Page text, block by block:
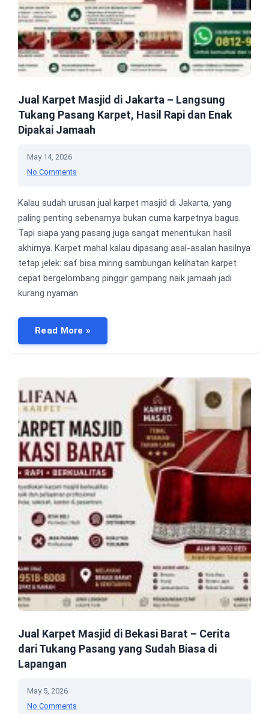
Jual Karpet Masjid di Jakarta – Langsung
Tukang Pasang Karpet, Hasil Rapi dan Enak
Dipakai Jamaah
May 14, 2026
No Comments
Kalau sudah urusan jual karpet masjid di Jakarta, yang
paling penting sebenarnya bukan cuma karpetnya bagus.
Tapi siapa yang pasang juga sangat menentukan hasil
akhirnya. Karpet mahal kalau dipasang asal-asalan hasilnya
tetap jelek: saf bisa miring sambungan kelihatan karpet
cepat bergelombang pinggir gampang naik jamaah jadi
kurang nyaman
Read More »
Jual Karpet Masjid di Bekasi Barat – Cerita
dari Tukang Pasang yang Sudah Biasa di
Lapangan
May 5, 2026
No Comments